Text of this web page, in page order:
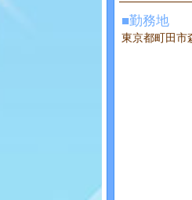
■勤務地
東京都町田市